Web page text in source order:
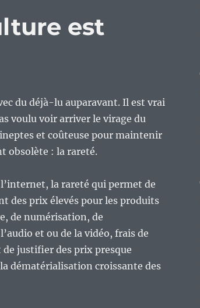
est
du déjà-lu auparavant. Il est vrai
voulu voir arriver le virage du
et coûteuse pour maintenir
obsolète : la rareté.
la rareté qui permet de
des prix élevés pour les produits
de numérisation, de
et ou de la vidéo, frais de
justifier des prix presque
dématérialisation croissante des